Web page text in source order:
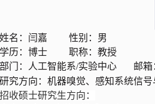
姓名：闫嘉
性别：男
学历：博士 职称：教授
部门：人工智能系/实验中心
邮箱
研究方向：机器嗅觉、感知系统信
招收硕士研究生方向：